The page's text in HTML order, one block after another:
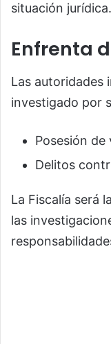
situación jurídica.
Enfrenta
Las autoridades
investigado por
Posesión
Delitos
La Fiscalía será
las